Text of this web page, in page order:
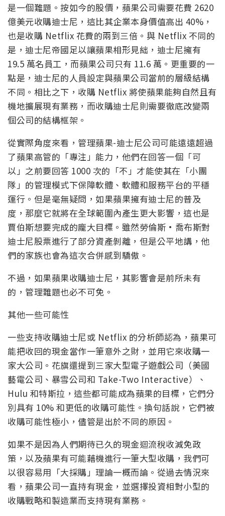
是一個難題。按如今的股價，蘋果公司需要花費 2620
億美元收購迪士尼，這比其企業本身價值高出 40%，
也是收購 Netflix 花費的兩到三倍。與 Netflix 不同的
是，迪士尼帝國足以讓蘋果相形見絀，迪士尼擁有
19.5 萬名員工，而蘋果公司只有 11.6 萬。更重要的一
點是，迪士尼的人員設定與蘋果公司當前的層級結構
不同。相比之下，收購 Netflix 將使蘋果能夠自然且有
機地擴展現有業務，而收購迪士尼則需要徹底改變兩
個公司的結構框架。
從實際角度來看，管理蘋果-迪士尼公司可能遠遠超過
了蘋果高管的「專注」能力，他們在回答一個「可
以」之前要回答 1000 次的「不」才能使其在「小團
隊」的管理模式下保障軟體、軟體和服務平台的平穩
運行。但是毫無疑問，如果蘋果擁有迪士尼的普及
度，那麼它就將在全球範圍內產生更大影響，這也是
賈伯斯想要完成的龐大目標。雖然勞倫斯·喬布斯對
迪士尼股票進行了部分資產剝離，但是公平地講，他
們的家族也會為這次合併感到驕傲。
不過，如果蘋果收購迪士尼，其影響會是前所未有
的，管理難題也必不可免。
其他一些可能性
一些支持收購迪士尼或 Netflix 的分析師認為，蘋果可
能把收回的現金當作一筆意外之財，並用它來收購一
家大公司。花旗還提到三家大型電子遊戲公司（美國
藝電公司、暴雪公司和 Take-Two Interactive）、
Hulu 和特斯拉，這些都可能成為蘋果的目標，它們分
別具有 10% 和更低的收購可能性。換句話說，它們被
收購可能性極小，儘管是出於不同的原因。
如果不是因為人們期待已久的現金迴流稅收減免政
策，以及蘋果有可能藉機進行一筆大型收購，我們可
以很容易用「大採購」理論一概而論。從過去情況來
看，蘋果公司一直持有現金，並選擇投資相對小型的
收購戰略和製造業而支持現有業務。